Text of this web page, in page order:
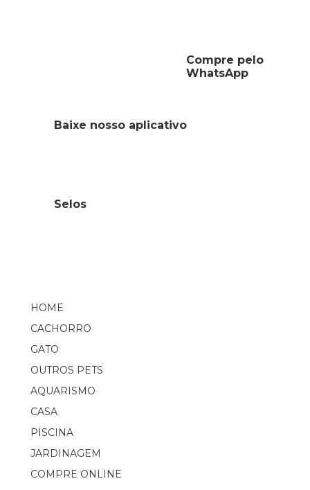
Compre pelo
WhatsApp
HOME
CACHORRO
GATO
OUTROS PETS
AQUARISMO
CASA
PISCINA
JARDINAGEM
COMPRE ONLINE
Baixe nosso aplicativo
Selos